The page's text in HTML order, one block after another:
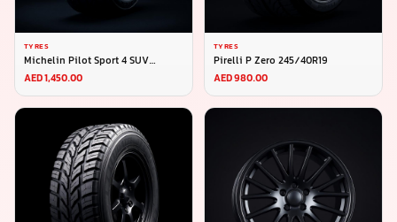
TYRES
Michelin Pilot Sport 4 SUV
275/45R20
AED 1,450.00
TYRES
Pirelli P Zero 245/40R19
AED 980.00